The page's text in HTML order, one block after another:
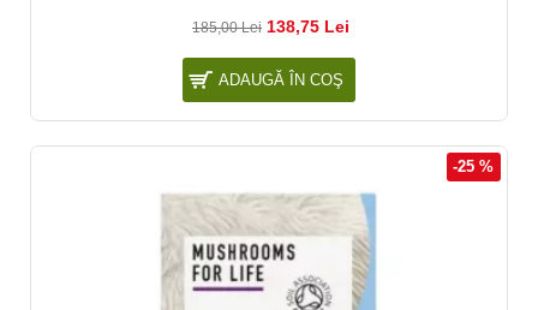
185,00 Lei 138,75 Lei
ADAUGĂ ÎN COŞ
-25 %